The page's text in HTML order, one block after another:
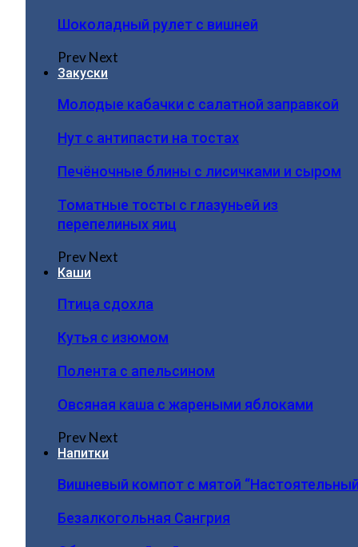
Шоколадный рулет с вишней
PrevNext
Закуски
Молодые кабачки с салатной заправкой
Нут с антипасти на тостах
Печёночные блины с лисичками и сыром
Томатные тосты с глазуньей из
перепелиных яиц
PrevNext
Каши
Птица сдохла
Кутья с изюмом
Полента с апельсином
Овсяная каша с жареными яблоками
PrevNext
Напитки
Вишневый компот с мятой
Безалкогольная Сангрия